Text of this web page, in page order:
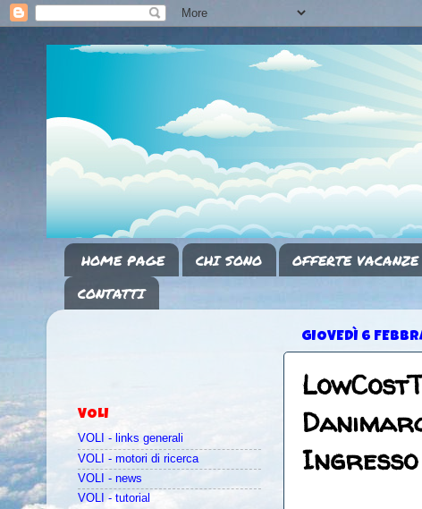
HOME PAGE CHI SONO OFFERTE
CONTATTI
GIOVEDÌ 6
VOLI
VOLI - links generali
VOLI - motori di ricerca
VOLI - news
VOLI - tutorial